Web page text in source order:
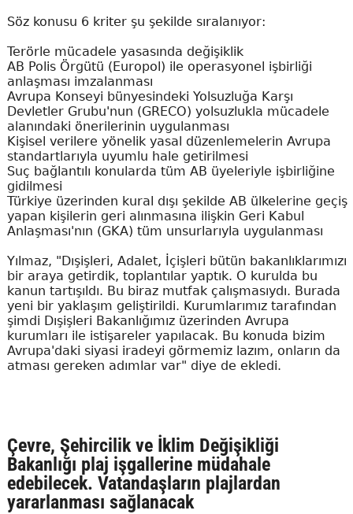
Söz konusu 6 kriter şu şekilde sıralanıyor:
Terörle mücadele yasasında değişiklik
AB Polis Örgütü (Europol) ile operasyonel işbirliği
anlaşması imzalanması
Avrupa Konseyi bünyesindeki Yolsuzluğa Karşı
Devletler Grubu'nun (GRECO) yolsuzlukla mücadele
alanındaki önerilerinin uygulanması
Kişisel verilere yönelik yasal düzenlemelerin Avrupa
standartlarıyla uyumlu hale getirilmesi
Suç bağlantılı konularda tüm AB üyeleriyle işbirliğine
gidilmesi
Türkiye üzerinden kural dışı şekilde AB ülkelerine geçiş
yapan kişilerin geri alınmasına ilişkin Geri Kabul
Anlaşması'nın (GKA) tüm unsurlarıyla uygulanması
Yılmaz, "Dışişleri, Adalet, İçişleri bütün bakanlıklarımızı
bir araya getirdik, toplantılar yaptık. O kurulda bu
kanun tartışıldı. Bu biraz mutfak çalışmasıydı. Burada
yeni bir yaklaşım geliştirildi. Kurumlarımız tarafından
şimdi Dışişleri Bakanlığımız üzerinden Avrupa
kurumları ile istişareler yapılacak. Bu konuda bizim
Avrupa'daki siyasi iradeyi görmemiz lazım, onların da
atması gereken adımlar var" diye de ekledi.
Çevre, Şehircilik ve İklim Değişikliği
Bakanlığı plaj işgallerine müdahale
edebilecek. Vatandaşların plajlardan
yararlanması sağlanacak